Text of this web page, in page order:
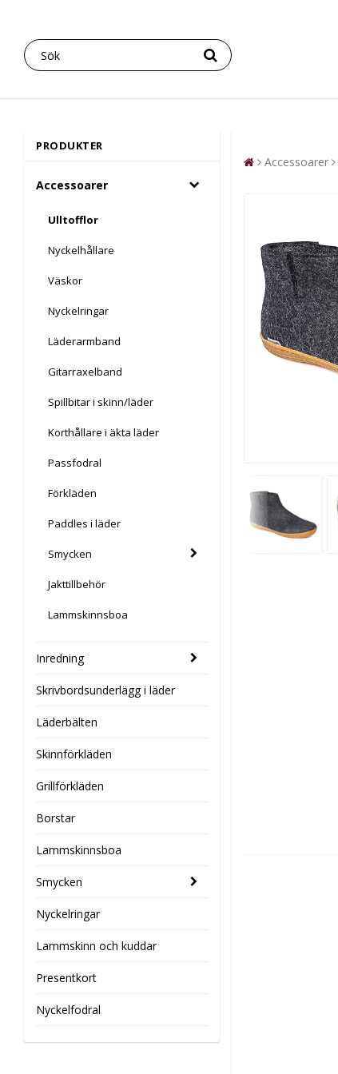
PRODUKTER
Accessoarer
Ulltofflor
Nyckelhållare
Väskor
Nyckelringar
Läderarmband
Gitarraxelband
Spillbitar i skinn/läder
Korthållare i äkta läder
Passfodral
Förkläden
Paddles i läder
Smycken
Jakttillbehör
Lammskinnsboa
Inredning
Skrivbordsunderlägg i läder
Läderbälten
Skinnförkläden
Grillförkläden
Borstar
Lammskinnsboa
Smycken
Nyckelringar
Lammskinn och kuddar
Presentkort
Nyckelfodral
Accessoarer